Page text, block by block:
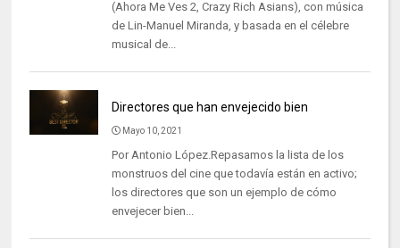
(Ahora Me Ves 2, Crazy Rich Asians), con música
de Lin-Manuel Miranda, y basada en el célebre
musical de...
Directores que han envejecido bien
Mayo 10, 2021
Por Antonio López.Repasamos la lista de los
monstruos del cine que todavía están en activo;
los directores que son un ejemplo de cómo
envejecer bien...